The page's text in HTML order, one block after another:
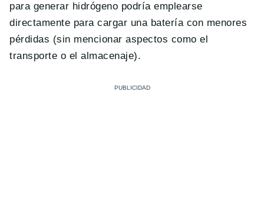
para generar hidrógeno podría emplearse
directamente para cargar una batería con menores
pérdidas (sin mencionar aspectos como el
transporte o el almacenaje).